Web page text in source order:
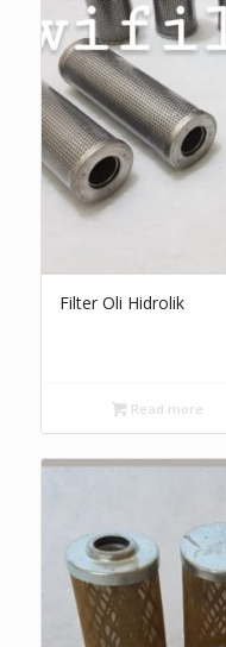
Filter Oli Hidrolik
Read more